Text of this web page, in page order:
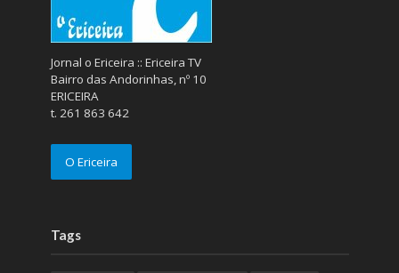
Jornal o Ericeira :: Ericeira TV
Bairro das Andorinhas, nº 10
ERICEIRA
t. 261 863 642
O Ericeira
Tags